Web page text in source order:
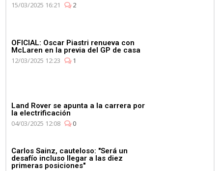
15/03/2025 16:21
2
OFICIAL: Oscar Piastri renueva con
McLaren en la previa del GP de casa
12/03/2025 12:23
1
Land Rover se apunta a la carrera por
la electrificación
04/03/2025 12:08
0
Carlos Sainz, cauteloso: "Será un
desafío incluso llegar a las diez
primeras posiciones"